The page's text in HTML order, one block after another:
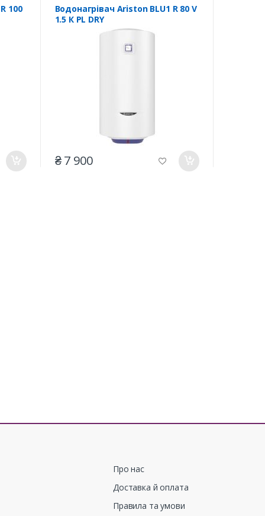
100
Водонагрівач Ariston BLU1 R 80 V
1.5 К PL DRY
₴ 7 900
Про нас
Доставка й оплата
Правила та умови